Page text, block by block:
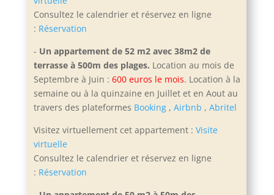
Consultez le calendrier et réservez en ligne
: Réservation
- Un appartement de 52 m2 avec 38m2 de
terrasse à 500m des plages. Location au mois de
Septembre à Juin : 600 euros le mois. Location à la
semaine ou à la quinzaine en Juillet et en Aout au
travers des plateformes Booking, Airbnb , Abritel
Visitez virtuellement cet appartement : Visite
virtuelle
Consultez le calendrier et réservez en ligne
: Réservation